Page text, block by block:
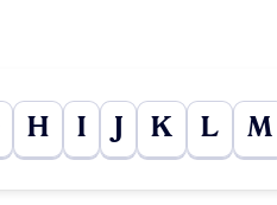
H I K L M